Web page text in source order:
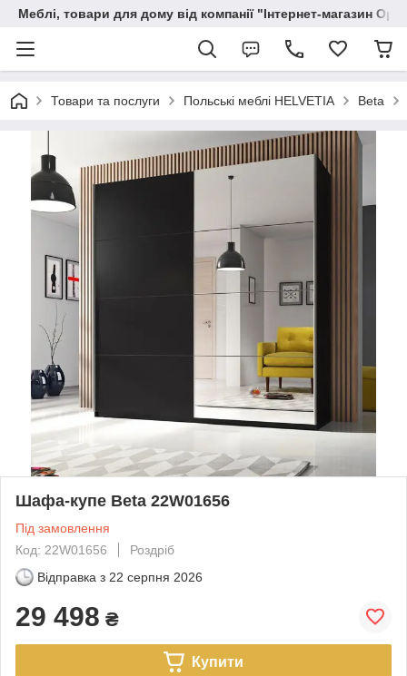
Меблі, товари для дому від компанії "Інтернет-магазин
Товари та послуги Польські меблі HELVETIA Beta
Шафа-купе Beta 22W01656
Під замовлення
Код: 22W01656
Роздріб
Відправка з 22 серпня 2026
29 498 ₴
Купити